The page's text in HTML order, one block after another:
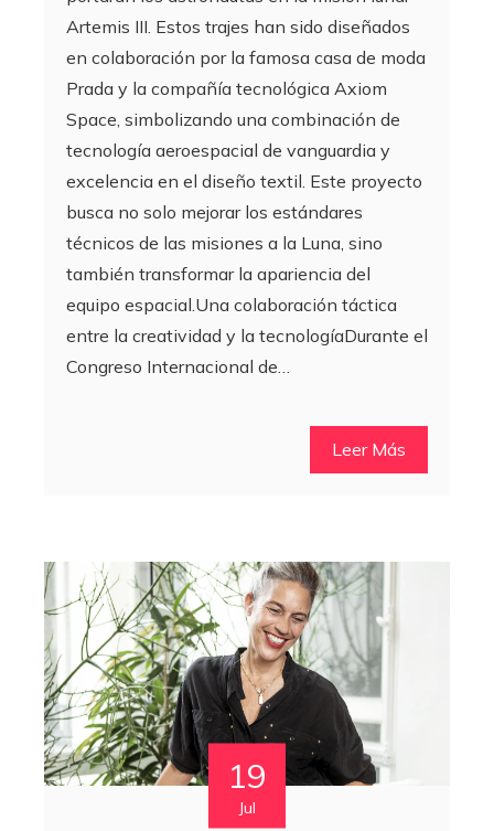
Artemis III. Estos trajes han sido diseñados
en colaboración por la famosa casa de moda
Prada y la compañía tecnológica Axiom
Space, simbolizando una combinación de
tecnología aeroespacial de vanguardia y
excelencia en el diseño textil. Este proyecto
busca no solo mejorar los estándares
técnicos de las misiones a la Luna, sino
también transformar la apariencia del
equipo espacial.Una colaboración táctica
entre la creatividad y la tecnologíaDurante el
Congreso Internacional de…
Leer Más
19
Jul